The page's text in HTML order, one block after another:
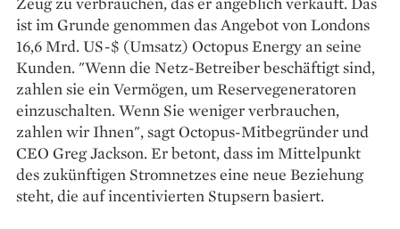
ist im Grunde genommen das Angebot von Londons
16,6 Mrd. US-$ (Umsatz) Octopus Energy an seine
Kunden. "Wenn die Netz-Betreiber beschäftigt sind,
zahlen sie ein Vermögen, um Reservegeneratoren
einzuschalten. Wenn Sie weniger verbrauchen,
zahlen wir Ihnen", sagt Octopus-Mitbegründer und
CEO Greg Jackson. Er betont, dass im Mittelpunkt
des zukünftigen Stromnetzes eine neue Beziehung
steht, die auf incentivierten Stupsern basiert.